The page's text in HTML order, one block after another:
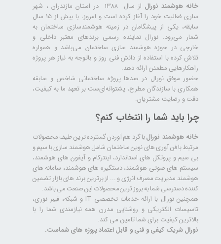
خانه هوشمند نورال
از سال ۱۳۸۸ در استان مازندران ، شهر
ساری فعالیت خود را آغاز کرده است و امروز، با بیش از ۱۵ سال
سابقه، یکی از پیشگامان در زمینه هوشمندسازی ساختمان به
شمار می‌رود. نورال نماینده رسمی برندهای معتبر داخلی و
خارجی در حوزه هوشمند سازی ساختمان می‌باشد و همواره
تلاش کرده با استفاده از دانش فنی روز و باتوجه به نیاز هر پروژه
راهکارهایی مطمئن ارائه دهد.
حضور موفق نورال در صدها پروژه‌ ساختمانی شاخص و سابقه
همکاری با سازندگان مطرح، پشتوانه‌ای‌ست بر تعهد ما به کیفیت،
دقت و رضایت مشتریان.
چرا باید شما را انتخاب کنم؟
خانه هوشمند نورالبا گرد هم آوردن گسترده ترین طیف محصولات
مرتبط با فن آوری های نوین ساختمان شامل هوشمند سازی با سیم و
بی سیم و پروتکل های استاندارد، اینترکام و آیفون های هوشمند،
سیستم های صوتی هوشمند، دستگیره های هوشمند، سامانه های
هوشمند مدیریت مصرف انرژی و ... از برترین برند های بازار تضمین
کننده دسترسی شما به بروز ترین محصولات این صنعت می باشد.
همچنین نورال با ارائه خدمات تخصصی IT و شبکه، فیبر نوری،
تاسیسات الکتریکی و روشنایی مدرن همه نیازمندی شما را با
بالاترین کیفیت برای شما تامین می کند.
نورال شریک کیفی و فنی و قابل اعتماد پروژه های شماست.